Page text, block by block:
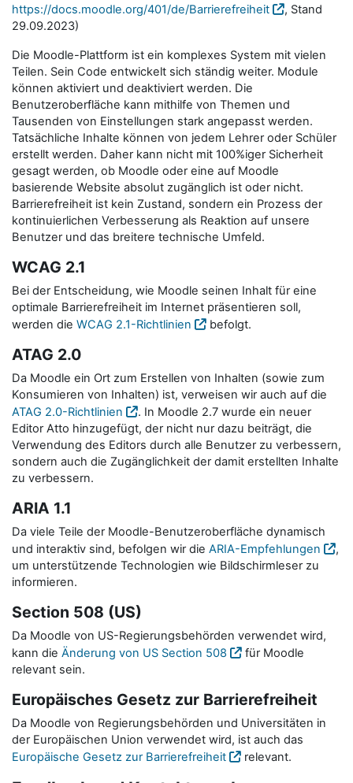
https://docs.moodle.org/401/de/Barrierefreiheit
, Stand
29.09.2023)
Die Moodle-Plattform ist ein komplexes System mit vielen
Teilen. Sein Code entwickelt sich ständig weiter. Module
können aktiviert und deaktiviert werden. Die
Benutzeroberfläche kann mithilfe von Themen und
Tausenden von Einstellungen stark angepasst werden.
Tatsächliche Inhalte können von jedem Lehrer oder Schüler
erstellt werden. Daher kann nicht mit 100%iger Sicherheit
gesagt werden, ob Moodle oder eine auf Moodle
basierende Website absolut zugänglich ist oder nicht.
Barrierefreiheit ist kein Zustand, sondern ein Prozess der
kontinuierlichen Verbesserung als Reaktion auf unsere
Benutzer und das breitere technische Umfeld.
WCAG 2.1
Bei der Entscheidung, wie Moodle seinen Inhalt für eine
optimale Barrierefreiheit im Internet präsentieren soll,
werden die WCAG 2.1-Richtlinien befolgt.
ATAG 2.0
Da Moodle ein Ort zum Erstellen von Inhalten (sowie zum
Konsumieren von Inhalten) ist, verweisen wir auch auf die
ATAG 2.0-Richtlinien
. In Moodle 2.7 wurde ein neuer
Editor Atto hinzugefügt, der nicht nur dazu beiträgt, die
Verwendung des Editors durch alle Benutzer zu verbessern,
sondern auch die Zugänglichkeit der damit erstellten Inhalte
zu verbessern.
ARIA 1.1
Da viele Teile der Moodle-Benutzeroberfläche dynamisch
und interaktiv sind, befolgen wir die ARIA-Empfehlungen
,
um unterstützende Technologien wie Bildschirmleser zu
informieren.
Section 508 (US)
Da Moodle von US-Regierungsbehörden verwendet wird,
kann die Änderung von US Section 508
für Moodle
relevant sein.
Europäisches Gesetz zur Barrierefreiheit
Da Moodle von Regierungsbehörden und Universitäten in
der Europäischen Union verwendet wird, ist auch das
Europäische Gesetz zur Barrierefreiheit
relevant.